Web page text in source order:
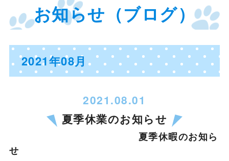
お知らせ（ブログ）
2021年08月
2021.08.01
夏季休業のお知らせ
夏季休暇のお知ら
せ